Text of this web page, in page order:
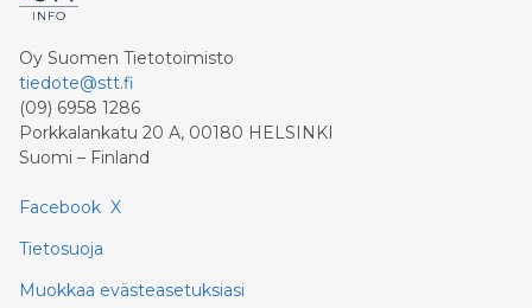
Oy Suomen Tietotoimisto
tiedote@stt.fi
(09) 6958 1286
Porkkalankatu 20 A, 00180 HELSINKI
Suomi – Finland
Facebook X
Tietosuoja
Muokkaa evästeasetuksiasi